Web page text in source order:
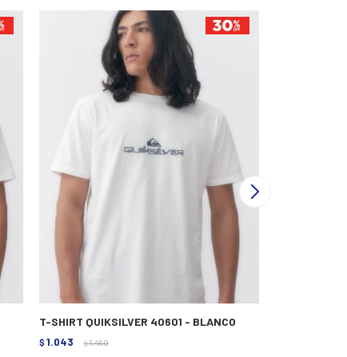
T-SHIRT QUIKSILVER 40601 - BLANCO
$ 1.043 $ 1.490